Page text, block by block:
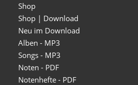
Shop
Shop | Download
Neu im Download
Alben - MP3
Songs - MP3
Noten - PDF
Notenhefte - PDF